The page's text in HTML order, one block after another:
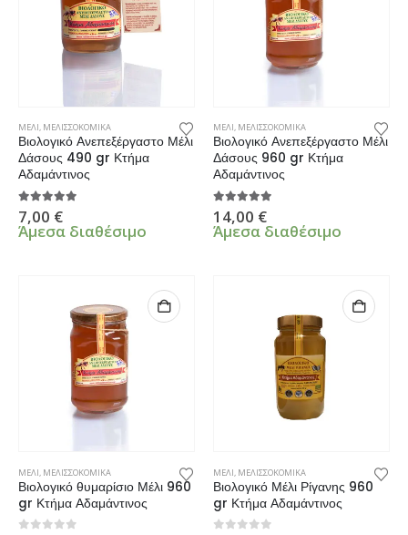
ΜΕΛΙ, ΜΕΛΙΣΣΟΚΟΜΙΚΑ
Βιολογικό Ανεπεξέργαστο Μέλι
Δάσους 490 gr Κτήμα
Αδαμάντινος
5.00από 5
7,00 €
Άμεσα διαθέσιμο
ΜΕΛΙ, ΜΕΛΙΣΣΟΚΟΜΙΚΑ
Βιολογικό Ανεπεξέργαστο Μέλι
Δάσους 960 gr Κτήμα
Αδαμάντινος
5.00από 5
14,00 €
Άμεσα διαθέσιμο
ΜΕΛΙ, ΜΕΛΙΣΣΟΚΟΜΙΚΑ
Βιολογικό θυμαρίσιο Μέλι 960
gr Κτήμα Αδαμάντινος
ΜΕΛΙ, ΜΕΛΙΣΣΟΚΟΜΙΚΑ
Βιολογικό Μέλι Ρίγανης 960
gr Κτήμα Αδαμάντινος